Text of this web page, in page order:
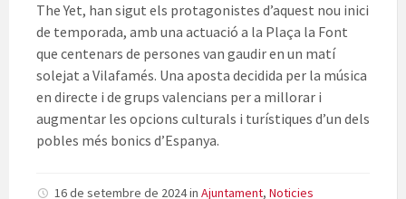
The Yet, han sigut els protagonistes d’aquest nou inici
de temporada, amb una actuació a la Plaça la Font
que centenars de persones van gaudir en un matí
solejat a Vilafamés. Una aposta decidida per la música
en directe i de grups valencians per a millorar i
augmentar les opcions culturals i turístiques d’un dels
pobles més bonics d’Espanya.
16 de setembre de 2024in Ajuntament, Noticies